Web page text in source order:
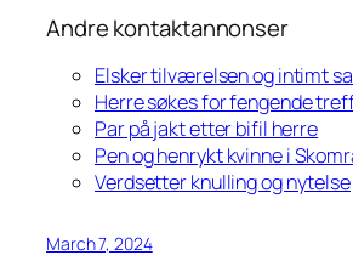
Andre kontaktannonser
Elsker tilværelsen og intimt
Herre søkes for fengende
Par på jakt etter bifil herre
Pen og henrykt kvinne i
Verdsetter knulling og nytelse
March 7, 2024